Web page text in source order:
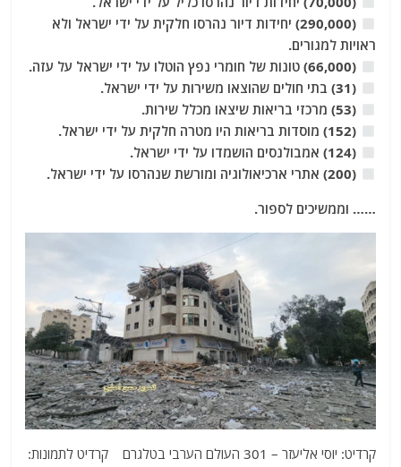
(290,000) יחידות דיור נהרסו חלקית על ידי ישראל ולא
ראויות למגורים.
(66,000) טונות של חומרי נפץ הוטלו על ידי ישראל על עזה.
(31) בתי חולים שהוצאו משירות על ידי ישראל.
(53) מרכזי בריאות שיצאו מכלל שירות.
(152) מוסדות בריאות היו מטרה חלקית על ידי ישראל.
(124) אמבולנסים הושמדו על ידי ישראל.
(200) אתרי ארכיאולוגיה ומורשת שנהרסו על ידי ישראל.
…… וממשיכים לספור.
קרדיט: יוסי אליעזר – 301 העולם הערבי בטלגרם קרדיט לתמונות: